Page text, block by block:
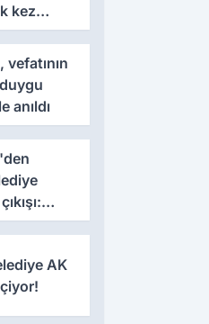
kez
vefatının
duygu
anıldı
AK